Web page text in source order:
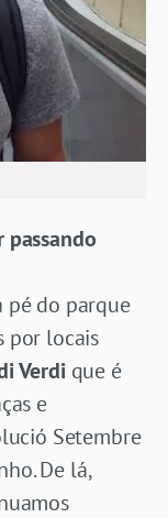
passando
pé do parque
por locais
Verdique é
e
Setembre
De lá,